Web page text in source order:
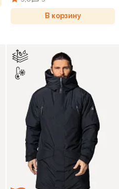
В корзину